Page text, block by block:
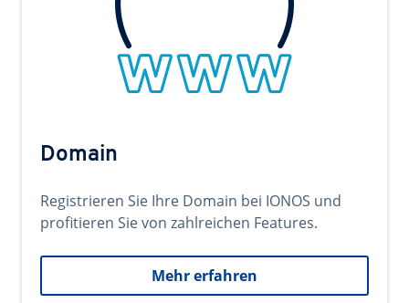
Domain
Registrieren Sie Ihre Domain bei IONOS und
profitieren Sie von zahlreichen Features.
Mehr erfahren